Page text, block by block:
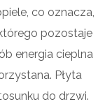
co oznacza,
pozostaje
energia cieplna
Płyta
do drzwi.